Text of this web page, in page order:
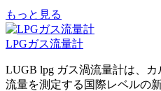
もっと見る
LPGガス流量計
LUGB lpg ガス渦流量計は、
流量を測定する国際レベルの